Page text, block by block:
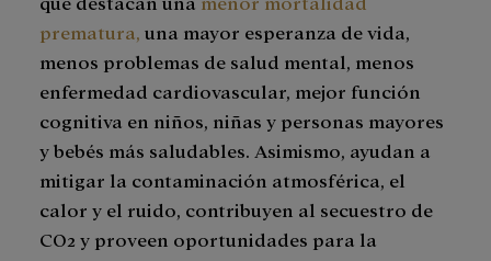
prematura, una mayor esperanza de vida,
menos problemas de salud mental, menos
enfermedad cardiovascular, mejor función
cognitiva en niños, niñas y personas mayores
y bebés más saludables. Asimismo, ayudan a
mitigar la contaminación atmosférica, el
calor y el ruido, contribuyen al secuestro de
CO2 y proveen oportunidades para la